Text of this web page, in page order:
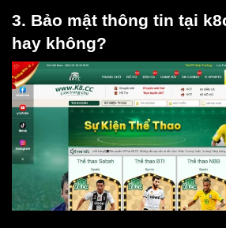
3. Bảo mật thông tin tại
hay không?